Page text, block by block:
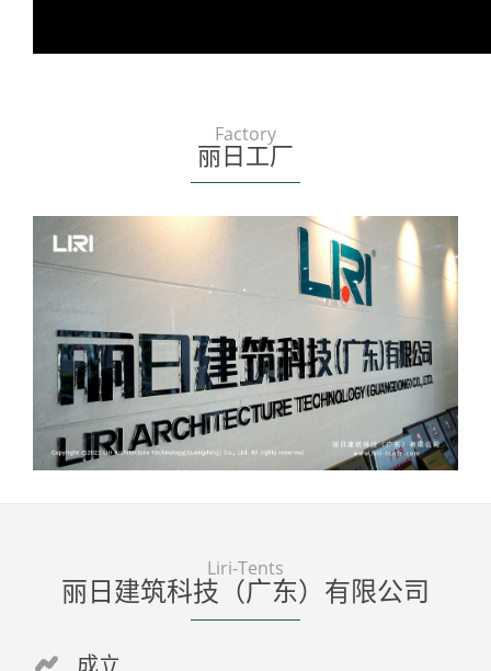
Factory
丽日工厂
Liri-Tents
丽日建筑科技（广东）有限公司